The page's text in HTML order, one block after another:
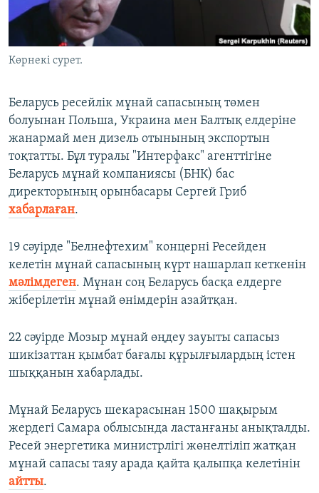
ЖАЗЫЛЫҢЫЗ
Көрнекі сурет.
Беларусь ресейлік мұнай сапасының төмен
болуынан Польша, Украина мен Балтық елдеріне
жанармай мен дизель отынының экспортын
тоқтатты. Бұл туралы "Интерфакс" агенттігіне
Беларусь мұнай компаниясы (БНК) бас
директорының орынбасары Сергей Гриб
хабарлаған.
19 сәуірде "Белнефтехим" концерні Ресейден
келетін мұнай сапасының күрт нашарлап кеткенін
мәлімдеген. Мұнан соң Беларусь басқа елдерге
жіберілетін мұнай өнімдерін азайтқан.
22 сәуірде Мозыр мұнай өңдеу зауыты сапасыз
шикізаттан қымбат бағалы құрылғылардың істен
шыққанын хабарлады.
Мұнай Беларусь шекарасынан 1500 шақырым
жердегі Самара облысында ластанғаны анықталды.
Ресей энергетика министрлігі жөнелтіліп жатқан
мұнай сапасы таяу арада қайта қалыпқа келетінін
айтты.